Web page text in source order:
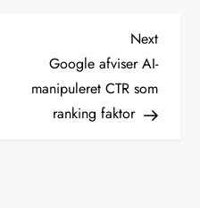
Next
Post
Next
Google afviser AI-
manipuleret CTR som
ranking faktor